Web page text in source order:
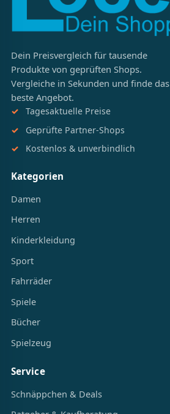
Dein Preisvergleich für tausende
Produkte von geprüften Shops.
Vergleiche in Sekunden und finde das
beste Angebot.
Tagesaktuelle Preise
Geprüfte Partner-Shops
Kostenlos & unverbindlich
Kategorien
Damen
Herren
Kinderkleidung
Sport
Fahrräder
Spiele
Bücher
Spielzeug
Service
Schnäppchen & Deals